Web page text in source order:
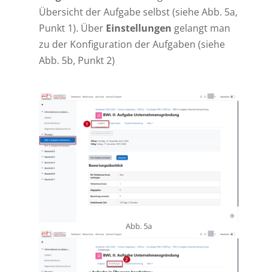
Übersicht der Aufgabe selbst (siehe Abb. 5a,
Punkt 1). Über Einstellungen gelangt man
zu der Konfiguration der Aufgaben (siehe
Abb. 5b, Punkt 2)
Abb. 5a